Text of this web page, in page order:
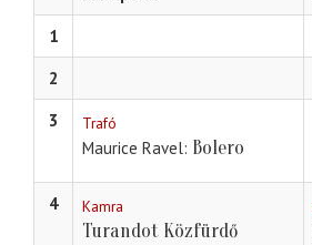
1
2
3
Trafó
Maurice Ravel Bolero
4 Kamra
Turandot Közfürdő